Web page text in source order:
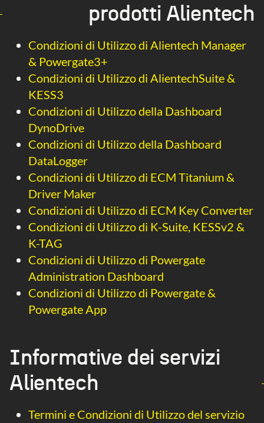
prodotti Alientech
Condizioni di Utilizzo di Alientech Manager
& Powergate3+
Condizioni di Utilizzo di AlientechSuite &
KESS3
Condizioni di Utilizzo della Dashboard
DynoDrive
Condizioni di Utilizzo della Dashboard
DataLogger
Condizioni di Utilizzo di ECM Titanium &
Driver Maker
Condizioni di Utilizzo di ECM Key Converter
Condizioni di Utilizzo di K-Suite, KESSv2 &
K-TAG
Condizioni di Utilizzo di Powergate
Administration Dashboard
Condizioni di Utilizzo di Powergate &
Powergate App
Informative dei servizi
Alientech
Termini e Condizioni di Utilizzo del servizio